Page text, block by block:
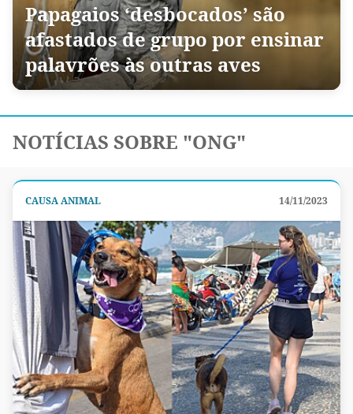
Papagaios ‘desbocados’ são
afastados de grupo por ensinar
palavrões às outras aves
NOTÍCIAS SOBRE "ONG"
CAUSA ANIMAL 14/11/2023